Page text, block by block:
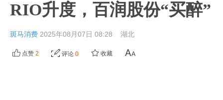
RIO升度，百润股份“买醉”
斑马消费 2025年08月07日 08:28 湖北
点赞 2 评论 0 收藏